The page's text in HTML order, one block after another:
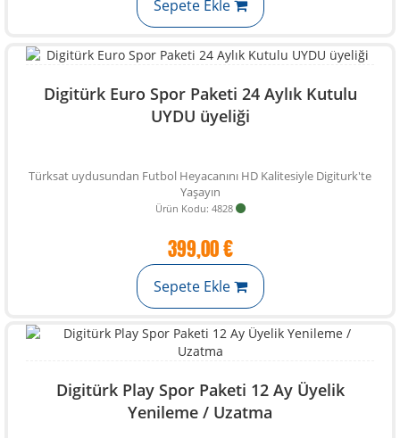
Sepete Ekle
Digitürk Euro Spor Paketi 24 Aylık Kutulu
UYDU üyeliği
Türksat uydusundan Futbol Heyacanını HD Kalitesiyle Digiturk'te
Yaşayın
Ürün Kodu: 4828
399,00 €
Sepete Ekle
Digitürk Play Spor Paketi 12 Ay Üyelik
Yenileme / Uzatma